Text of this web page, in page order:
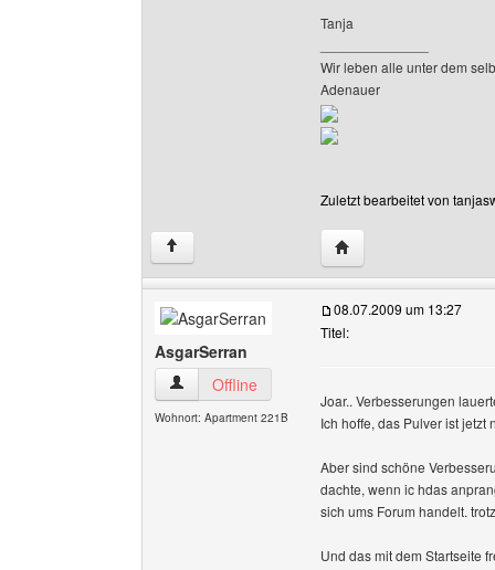
Tanja
Wir leben alle unter dem
Adenauer
Zuletzt bearbeitet von
↑ Website dieses
AsgarSerran
AsgarSerran Benutzer-Profile anzeigen
Offline
Wohnort: Apartment 221B
08.07.2009 um 13:27
Titel:
Joar.. Verbesserungen
Ich hoffe, das Pulver ist jetzt
Aber sind schöne
dachte, wenn ic hdas
sich ums Forum handelt.
Und das mit dem Startseite